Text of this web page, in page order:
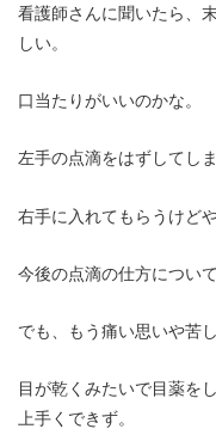
看護師さんに聞いたら、
しい。
口当たりがいいのかな。
左手の点滴をはずしてしま
右手に入れてもらうけど
今後の点滴の仕方につい
でも、もう痛い思いや苦
目が乾くみたいで目薬を
上手くできず。